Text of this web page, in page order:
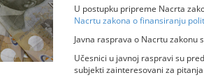
U postupku pripreme Nacrta
Nacrtu zakona o finansiranju
Javna rasprava o Nacrtu zakonu
Učesnici u javnoj raspravi su
subjekti zainteresovani za